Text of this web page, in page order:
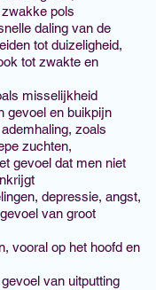
pols
daling van de
tot duizeligheid,
tot zwakte en
misselijkheid
gevoel en buikpijn
zoals
zuchten,
gevoel dat men niet
depressie, angst,
van groot
vooral op het hoofd en
van uitputting